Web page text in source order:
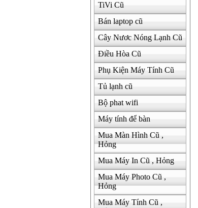
TiVi Cũ
Bán laptop cũ
Cây Nươc Nóng Lạnh Cũ
Điều Hòa Cũ
Phụ Kiện Máy Tính Cũ
Tủ lạnh cũ
Bộ phat wifi
Máy tính để bàn
Mua Màn Hình Cũ ,
Hỏng
Mua Máy In Cũ , Hỏng
Mua Máy Photo Cũ ,
Hỏng
Mua Máy Tính Cũ ,